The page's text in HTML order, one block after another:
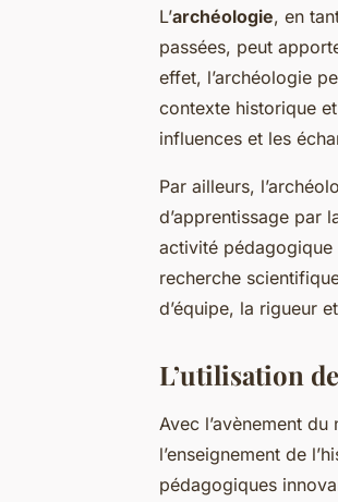
L’archéologie, en
passées, peut
effet, l’archéologie
contexte historique
influences et les
Par ailleurs,
d’apprentissage par
activité pédagogique
recherche
d’équipe, la rigueur
L’utilisation
Avec l’avènement
l’enseignement de
pédagogiques